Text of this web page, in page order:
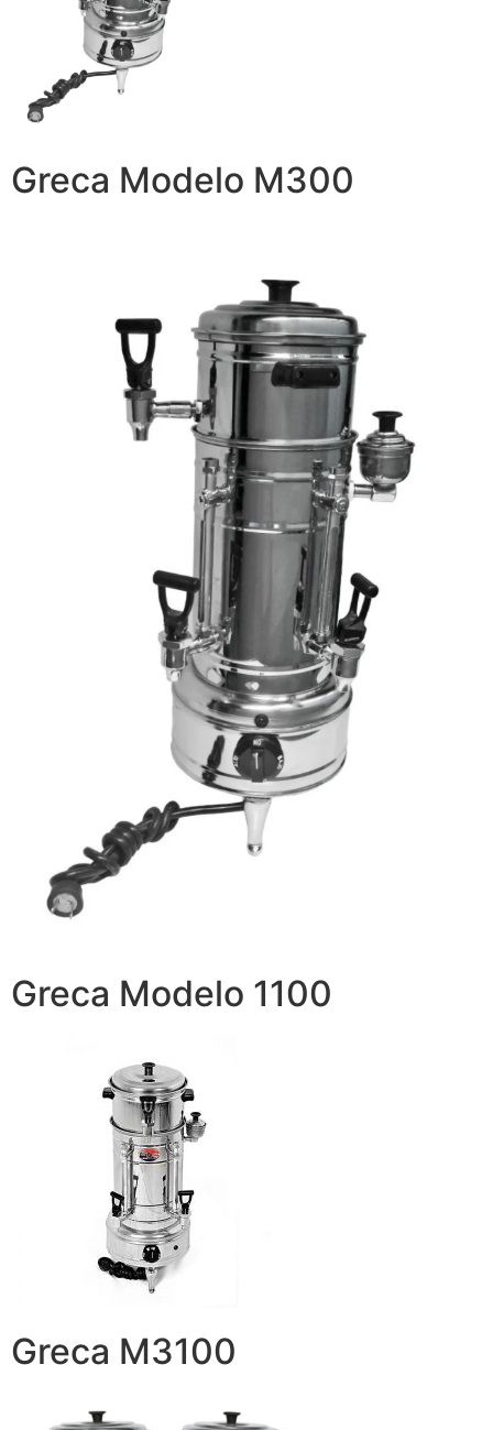
Greca Modelo M300
Greca Modelo 1100
Greca M3100